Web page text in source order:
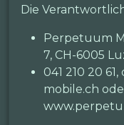
Die
Perpetuum
7, CH-6005
041 210 20
mobile.ch